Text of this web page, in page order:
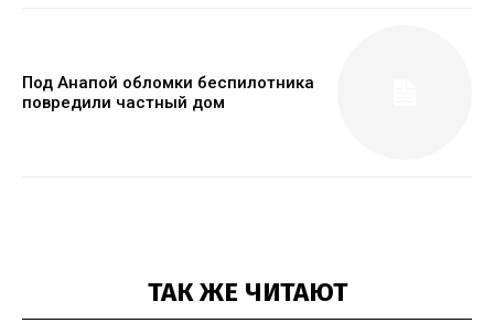
Под Анапой обломки беспилотника
повредили частный дом
ТАК ЖЕ ЧИТАЮТ